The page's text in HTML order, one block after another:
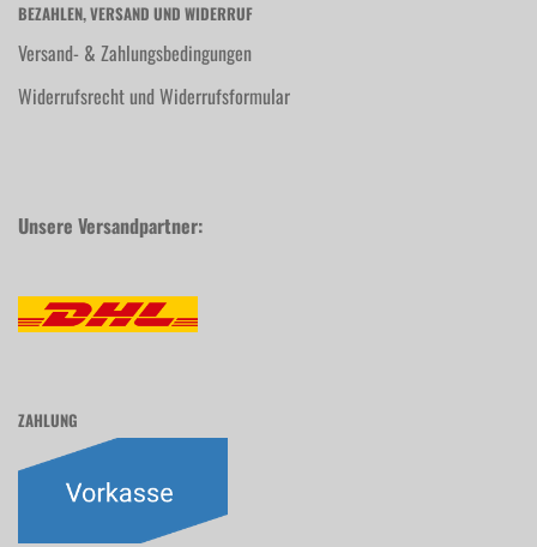
BEZAHLEN, VERSAND UND WIDERRUF
Versand- & Zahlungsbedingungen
Widerrufsrecht und Widerrufsformular
Unsere Versandpartner:
ZAHLUNG